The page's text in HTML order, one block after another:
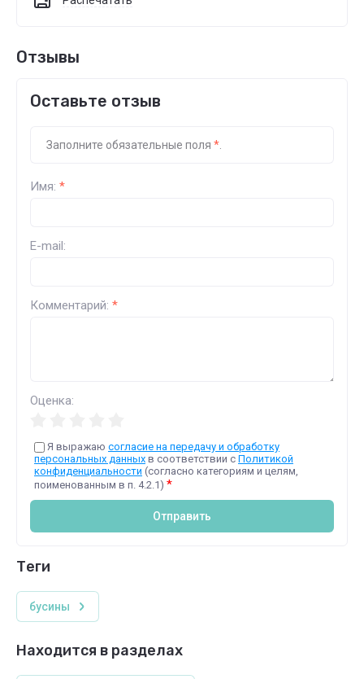
Отзывы
Оставьте отзыв
Заполните обязательные поля *
Имя: *
E-mail:
Комментарий: *
Оценка:
Я выражаю согласие на передачу и обработку
персональных данных в соответствии с Политикой
конфиденциальности (согласно категориям и целям,
поименованным в п. 4.2.1) *
Отправить
теги
бусины
Находится в разделах